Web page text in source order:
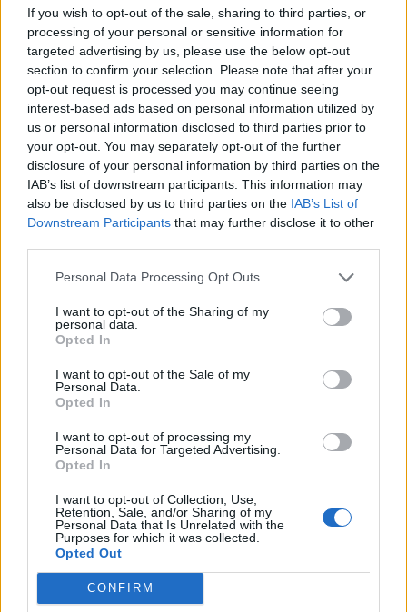
If you wish to opt-out of the sale, sharing to third parties, or
processing of your personal or sensitive information for
targeted advertising by us, please use the below opt-out
section to confirm your selection. Please note that after your
opt-out request is processed you may continue seeing
interest-based ads based on personal information utilized by
us or personal information disclosed to third parties prior to
your opt-out. You may separately opt-out of the further
disclosure of your personal information by third parties on the
IAB’s list of downstream participants. This information may
also be disclosed by us to third parties on the IAB’s List of
Downstream Participants that may further disclose it to other
Personal Data Processing Opt Outs
I want to opt-out of the Sharing of my
personal data.
Opted In
I want to opt-out of the Sale of my
Personal Data.
Opted In
I want to opt-out of processing my
Personal Data for Targeted Advertising.
Opted In
I want to opt-out of Collection, Use,
Retention, Sale, and/or Sharing of my
Personal Data that Is Unrelated with the
Purposes for which it was collected.
Opted Out
CONFIRM
ΡΟΗ ΕΙΔΗΣΕΩΝ
Χρηματιστήριο: Πτώση κατά 0,59%, στα 320,42
εκατ. ευρώ ο τζίρος
06/08/2026 - 18:10 ΟΙΚΟΝΟΜΙΑ
ΟΠΕΚΑ: Αύριο η δεύτερη πληρωμή των δικαιούχων
του Λογαριασμού Αγροτικής Εστίας
06/08/2026 - 17:40
Κυβερνητική Επιτροπή Βιομηχανίας- Κ. Μητσοτάκης:
Στρατηγική προτεραιότητα η ενίσχυση της
06/08/2026 - 17:18 ΠΟΛΙΤΙΚΗ
Από τις 28 Αυγούστου η ψηφιακή ενεργοποίηση της
Κάρτας Αγρότη μέσω της ΕΑΕ 2026
06/08/2026 - 16:51 ΟΙΚΟΝΟΜΙΑ